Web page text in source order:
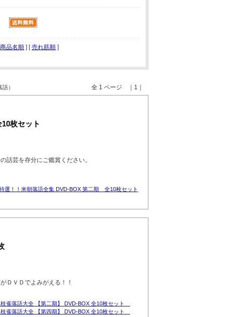
商品名順 ] [売れ筋順 ]
全 1 ページ ｜1｜
語）
枚セット
話芸を存分にご鑑賞ください。
選！！米朝落語全集 DVD-BOX 第二期 全10枚セット
ＤＶＤでよみがえる！！
雀落語大全 【第二期】 DVD-BOX 全10枚セット
雀落語大全 【第四期】 DVD-BOX 全10枚セット